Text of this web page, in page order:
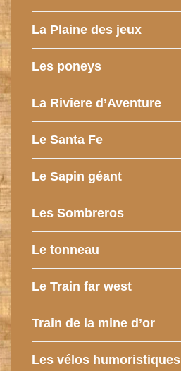
La Plaine des jeux
Les poneys
La Riviere d’Aventure
Le Santa Fe
Le Sapin géant
Les Sombreros
Le tonneau
Le Train far west
Train de la mine d’or
Les vélos humoristiques